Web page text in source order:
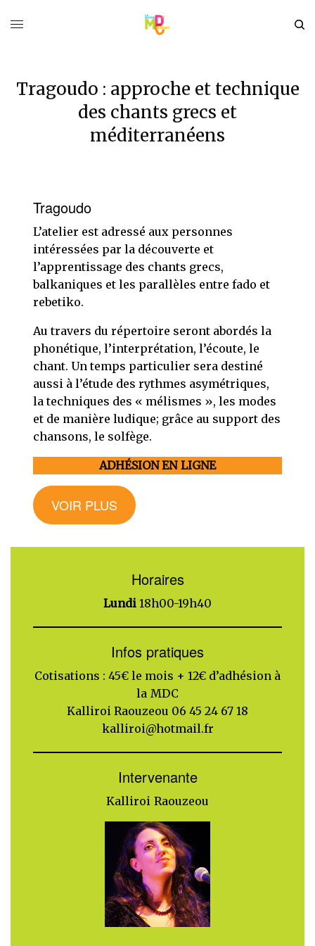
Tragoudo : approche et technique
des chants grecs et
méditerranéens
Tragoudo
L’atelier est adressé aux personnes
intéressées par la découverte et
l’apprentissage des chants grecs,
balkaniques et les parallèles entre fado et
rebetiko.
Au travers du répertoire seront abordés la
phonétique, l’interprétation, l’écoute, le
chant. Un temps particulier sera destiné
aussi à l’étude des rythmes asymétriques,
la techniques des « mélismes », les modes
et de manière ludique; grâce au support des
chansons, le solfège.
ADHÉSION EN LIGNE
VOIR PLUS
Horaires
Lundi18h00-19h40
Infos pratiques
Cotisations : 45€ le mois + 12€ d’adhésion à
la MDC
Kalliroi Raouzeou 06 45 24 67 18
kalliroi@hotmail.fr
Intervenante
Kalliroi Raouzeou